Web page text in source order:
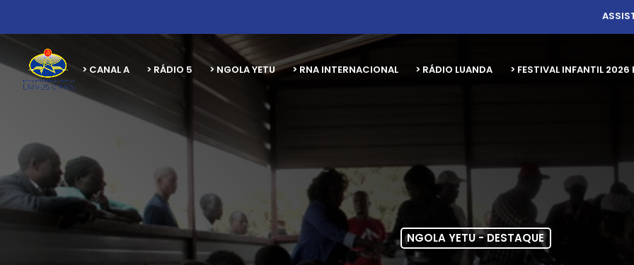
> CANAL A > RÁDIO 5 > NGOLA YETU > RNA INTERNACIONAL > RÁDIO LUANDA > FESTIVAL INFANTIL
NGOLA YETU - DESTAQUE